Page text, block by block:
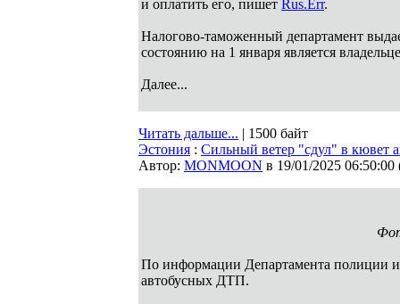
и оплатить его, пишет Rus.Err.
Налогово-таможенный департамент
состоянию на 1 января является
Далее...
Читать дальше... | 1500 байт
Эстония : Cильный ветер "сдул" в кювет
Автор: MONMOON в 19/01/2025 06:50:00
По информации Департамента полиции
автобусных ДТП.